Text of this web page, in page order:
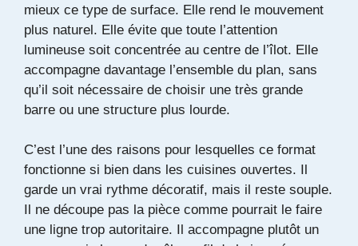
mieux ce type de surface. Elle rend le mouvement
plus naturel. Elle évite que toute l’attention
lumineuse soit concentrée au centre de l’îlot. Elle
accompagne davantage l’ensemble du plan, sans
qu’il soit nécessaire de choisir une très grande
barre ou une structure plus lourde.
C’est l’une des raisons pour lesquelles ce format
fonctionne si bien dans les cuisines ouvertes. Il
garde un vrai rythme décoratif, mais il reste souple.
Il ne découpe pas la pièce comme pourrait le faire
une ligne trop autoritaire. Il accompagne plutôt un